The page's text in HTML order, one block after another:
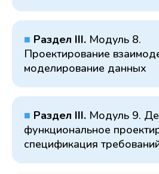
■ Раздел III. Модуль 8.
Проектирование
моделирование данных
■ Раздел III. Модуль 9.
функциональное
спецификация